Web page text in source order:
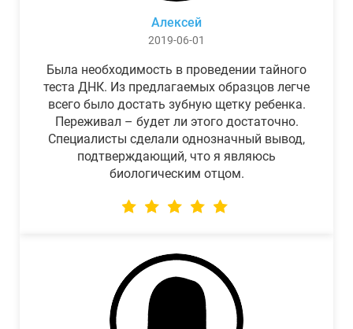
Алексей
2019-06-01
Была необходимость в проведении тайного
теста ДНК. Из предлагаемых образцов легче
всего было достать зубную щетку ребенка.
Переживал – будет ли этого достаточно.
Специалисты сделали однозначный вывод,
подтверждающий, что я являюсь
биологическим отцом.